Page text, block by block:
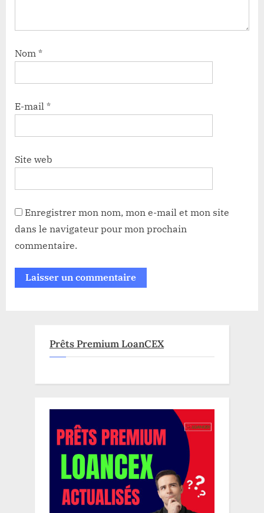
Nom *
E-mail *
Site web
Enregistrer mon nom, mon e-mail et mon site
dans le navigateur pour mon prochain
commentaire.
Prêts Premium LoanCEX